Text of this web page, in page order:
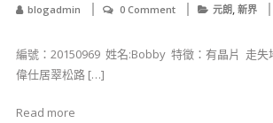
blogadmin 0 Comment 元朗, 新界
編號：20150969 ​ 姓名:Bobby ​ ​特徵：有晶片 ​ ​​走
偉仕居翠松路 […]
Read more